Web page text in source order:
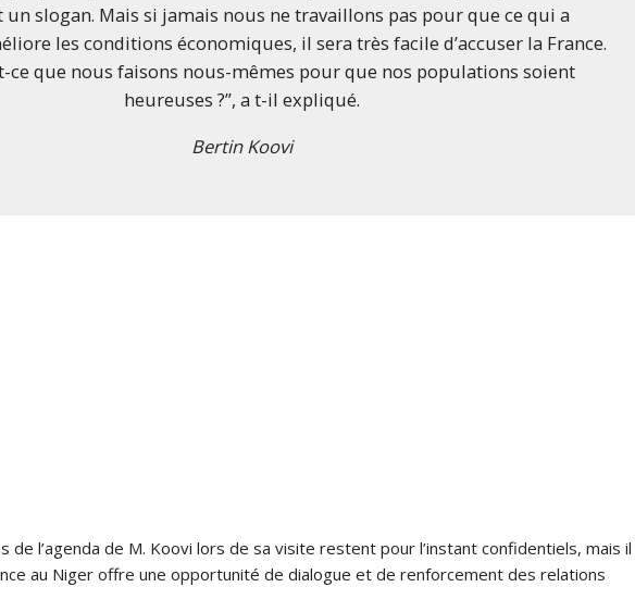
slogan. Mais si jamais nous ne travaillons pas pour que ce qui a
les conditions économiques, il sera très facile d’accuser la France.
ce que nous faisons nous-mêmes pour que nos populations soient
heureuses ?”, a t-il expliqué.
Bertin Koovi
de l’agenda de M. Koovi lors de sa visite restent pour l’instant confidentiels, mais il
au Niger offre une opportunité de dialogue et de renforcement des relations